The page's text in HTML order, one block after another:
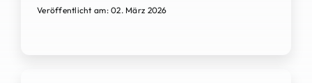
Veröffentlicht am: 02. März 2026